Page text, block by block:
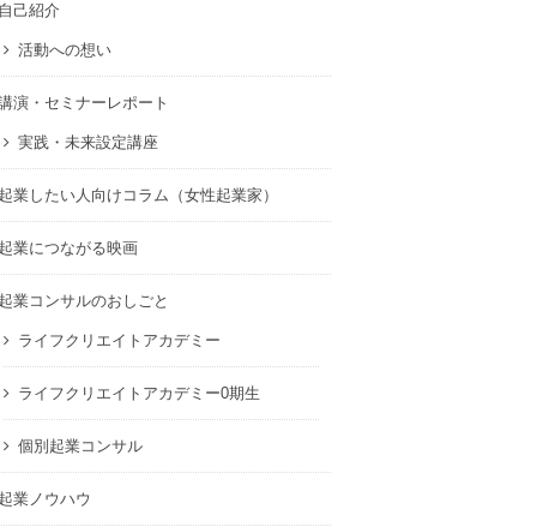
自己紹介
活動への想い
演・セミナーレポート
実践・未来設定講座
起業したい人向けコラム（女性起業家）
起業につながる映画
起業コンサルのおしごと
ライフクリエイトアカデミー
ライフクリエイトアカデミー0期生
個別起業コンサル
起業ノウハウ